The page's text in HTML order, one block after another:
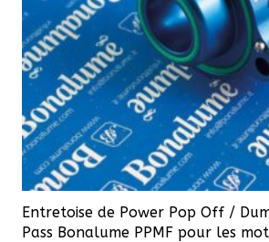
sur
la
du
Entretoise de Power Pop Off /
Pass Bonalume PPMF pour les